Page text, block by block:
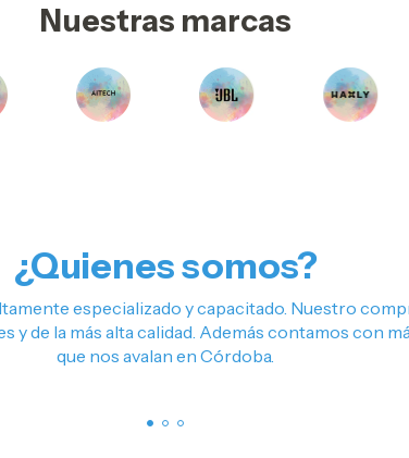
Nuestras marcas
¿Quienes somos?
especializado y capacitado. Nuestro
y de la más alta calidad. Además contamos con
que nos avalan en Córdoba.